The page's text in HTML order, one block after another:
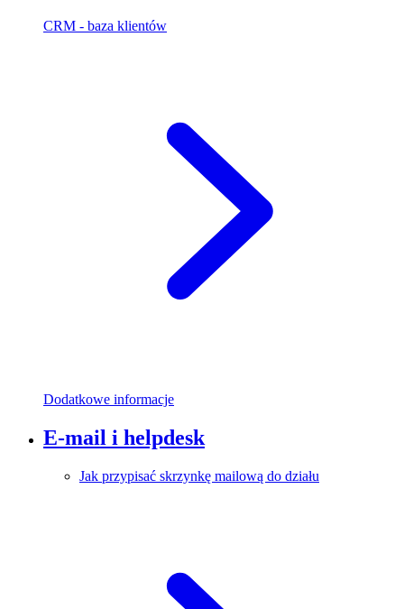
CRM - baza klientów
Dodatkowe informacje
E-mail i helpdesk
Jak przypisać skrzynkę mailową do działu